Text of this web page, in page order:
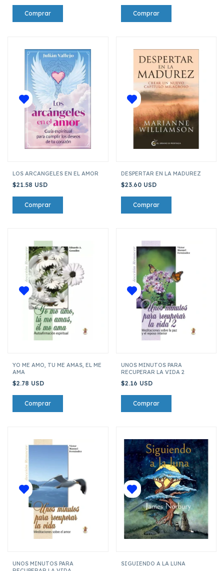
LOS ARCANGELES EN EL AMOR
$21.58 USD
DESPERTAR EN LA MADUREZ
$23.60 USD
YO ME AMO, TU ME AMAS, EL ME
AMA
$2.78 USD
UNOS MINUTOS PARA
RECUPERAR LA VIDA 2
$2.16 USD
UNOS MINUTOS PARA
SIGUIENDO A LA LUNA